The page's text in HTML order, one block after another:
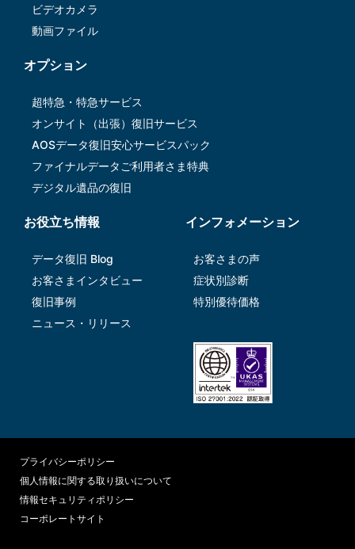
ビデオカメラ
動画ファイル
オプション
超特急・特急サービス
オンサイト（出張）復旧サービス
AOSデータ復旧安⼼サービスパック
ファイナルデータご利⽤者さま特典
デジタル遺品の復旧
お役立ち情報
データ復旧 Blog
お客さまインタビュー
復旧事例
ニュース・リリース
インフォメーション
お客さまの声
症状別診断
特別優待価格
プライバシーポリシー
個人情報に関する取り扱いについて
情報セキュリティポリシー
コーポレートサイト